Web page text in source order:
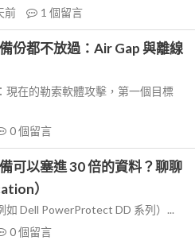
前 1 個留言
份都不放過：Air Gap 與離線
現在的勒索軟體攻擊，第一個目標
0個留言
可以塞進 30 倍的資料？聊聊
）
Dell PowerProtect DD 系列）...
0個留言